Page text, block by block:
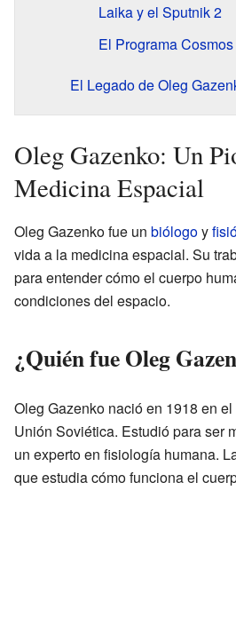
Laika y el Sputnik 2
El Programa
El Legado de Oleg
Oleg Gazenko: Un
Medicina Espacial
Oleg Gazenko fue un biólogoy
vida a la medicina espacial. Su
para entender cómo el cuerpo
condiciones del espacio.
¿Quién fue Oleg
Oleg Gazenko nació en 1918 en
Unión Soviética. Estudió para ser
un experto en fisiología humana.
que estudia cómo funciona el